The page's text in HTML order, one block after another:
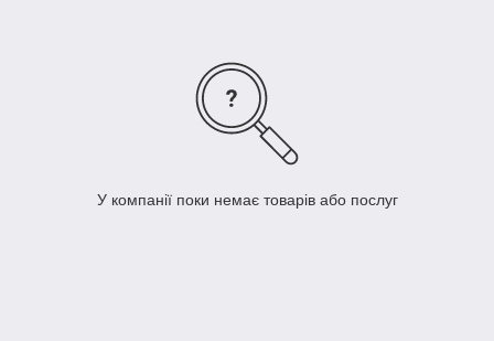
У компанії поки немає товарів або послуг